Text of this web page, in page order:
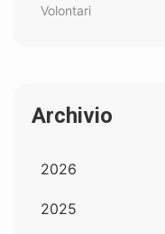
Volontari
Archivio
2026
2025